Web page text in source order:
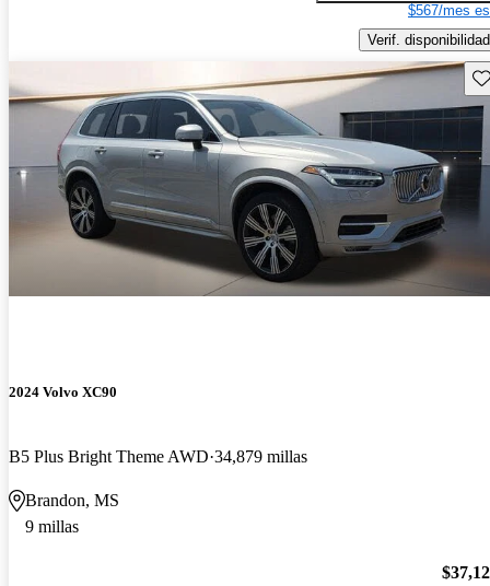
$567/mes
Verif. disponibilidad
2024 Volvo XC90
B5 Plus Bright Theme AWD 34,879 millas
Brandon, MS
9 millas